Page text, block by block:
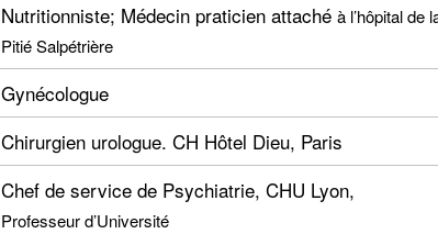
Nutritionniste; Médecin praticien attaché à l’hôpital de
Pitié Salpétrière
Gynécologue
Chirurgien urologue. CH Hôtel Dieu, Paris
Chef de service de Psychiatrie, CHU Lyon,
Professeur d’Université